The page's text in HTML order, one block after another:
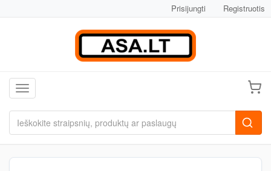
Prisijungti Registruotis
Toggle navigation